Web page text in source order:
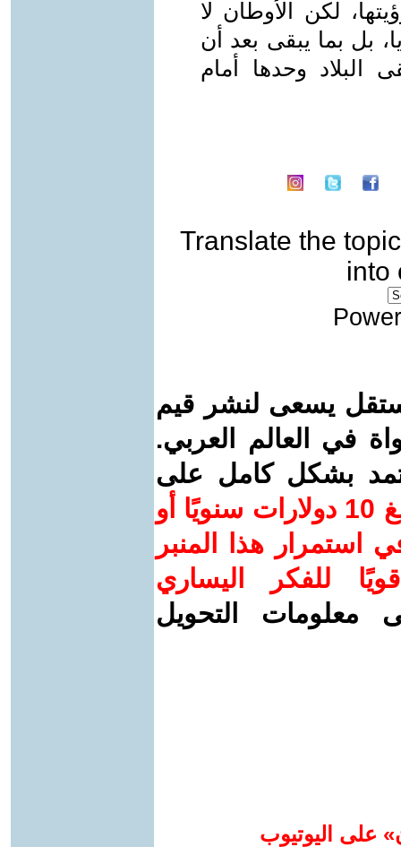
لكن الأوطان لا
بل بما يبقى بعد أن
البلاد وحدها أمام
Translate the topic
into
يسعى لنشر قيم
في العالم العربي.
بشكل كامل على
ساهم/ي معنا! بدعمكم بمبلغ 10 دولارات سنويًا أو
استمرار هذا المنبر
للفكر اليساري
معلومات التحويل
على اليوتيوب